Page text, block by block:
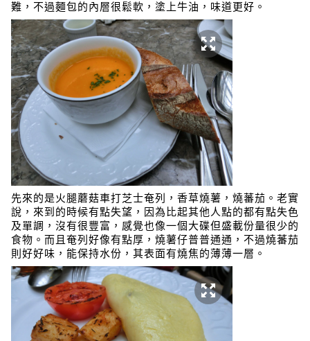
難，不過麵包的內層很鬆軟，塗上牛油，味道更好。
先來的是火腿蘑菇車打芝士奄列，香草燒薯，燒蕃茄。老實
說，來到的時候有點失望，因為比起其他人點的都有點失色
及單調，沒有很豐富，感覺也像一個大碟但盛載份量很少的
食物。而且奄列好像有點厚，燒薯仔普普通通，不過燒蕃茄
則好好味，能保持水份，其表面有燒焦的薄薄一層。